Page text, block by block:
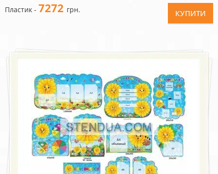
Пластик - 7272 грн. КУПИТИ